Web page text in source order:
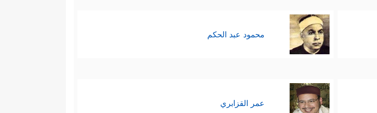
محمود عبد الحكم
عمر القزابري